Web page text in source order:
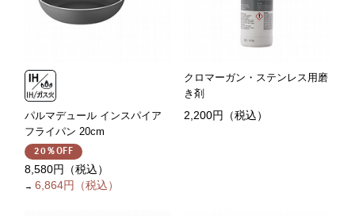
パルマデュール インスパイア
フライパン 20cm
20％OFF
8,580円（税込）
→6,864円（税込）
クロマーガン・ステンレス用磨
き剤
2,200円（税込）